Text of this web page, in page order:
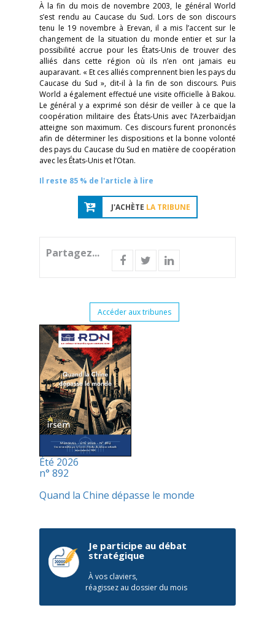
À la fin du mois de novembre 2003, le général World
s’est rendu au Caucase du Sud. Lors de son discours
tenu le 19 novembre à Erevan, il a mis l’accent sur le
changement de la situation du monde entier et sur la
possibilité accrue pour les États-Unis de trouver des
alliés dans cette région où ils n’en ont jamais eu
auparavant. « Et ces alliés comprennent bien les pays du
Caucase du Sud », dit-il à la fin de son discours. Puis
World a également effectué une visite officielle à Bakou.
Le général y a exprimé son désir de veiller à ce que la
coopération militaire des États-Unis avec l’Azerbaïdjan
atteigne son maximum. Ces discours furent prononcés
afin de déterminer les dispositions et la bonne volonté
des pays du Caucase du Sud en matière de coopération
avec les États-Unis et l’Otan.
Il reste 85 % de l'article à lire
J'ACHÈTE LA TRIBUNE
Partagez...
Accéder aux tribunes
Été 2026
n° 892
Quand la Chine dépasse le monde
Je participe au débat
stratégique
À vos claviers,
réagissez au dossier du mois